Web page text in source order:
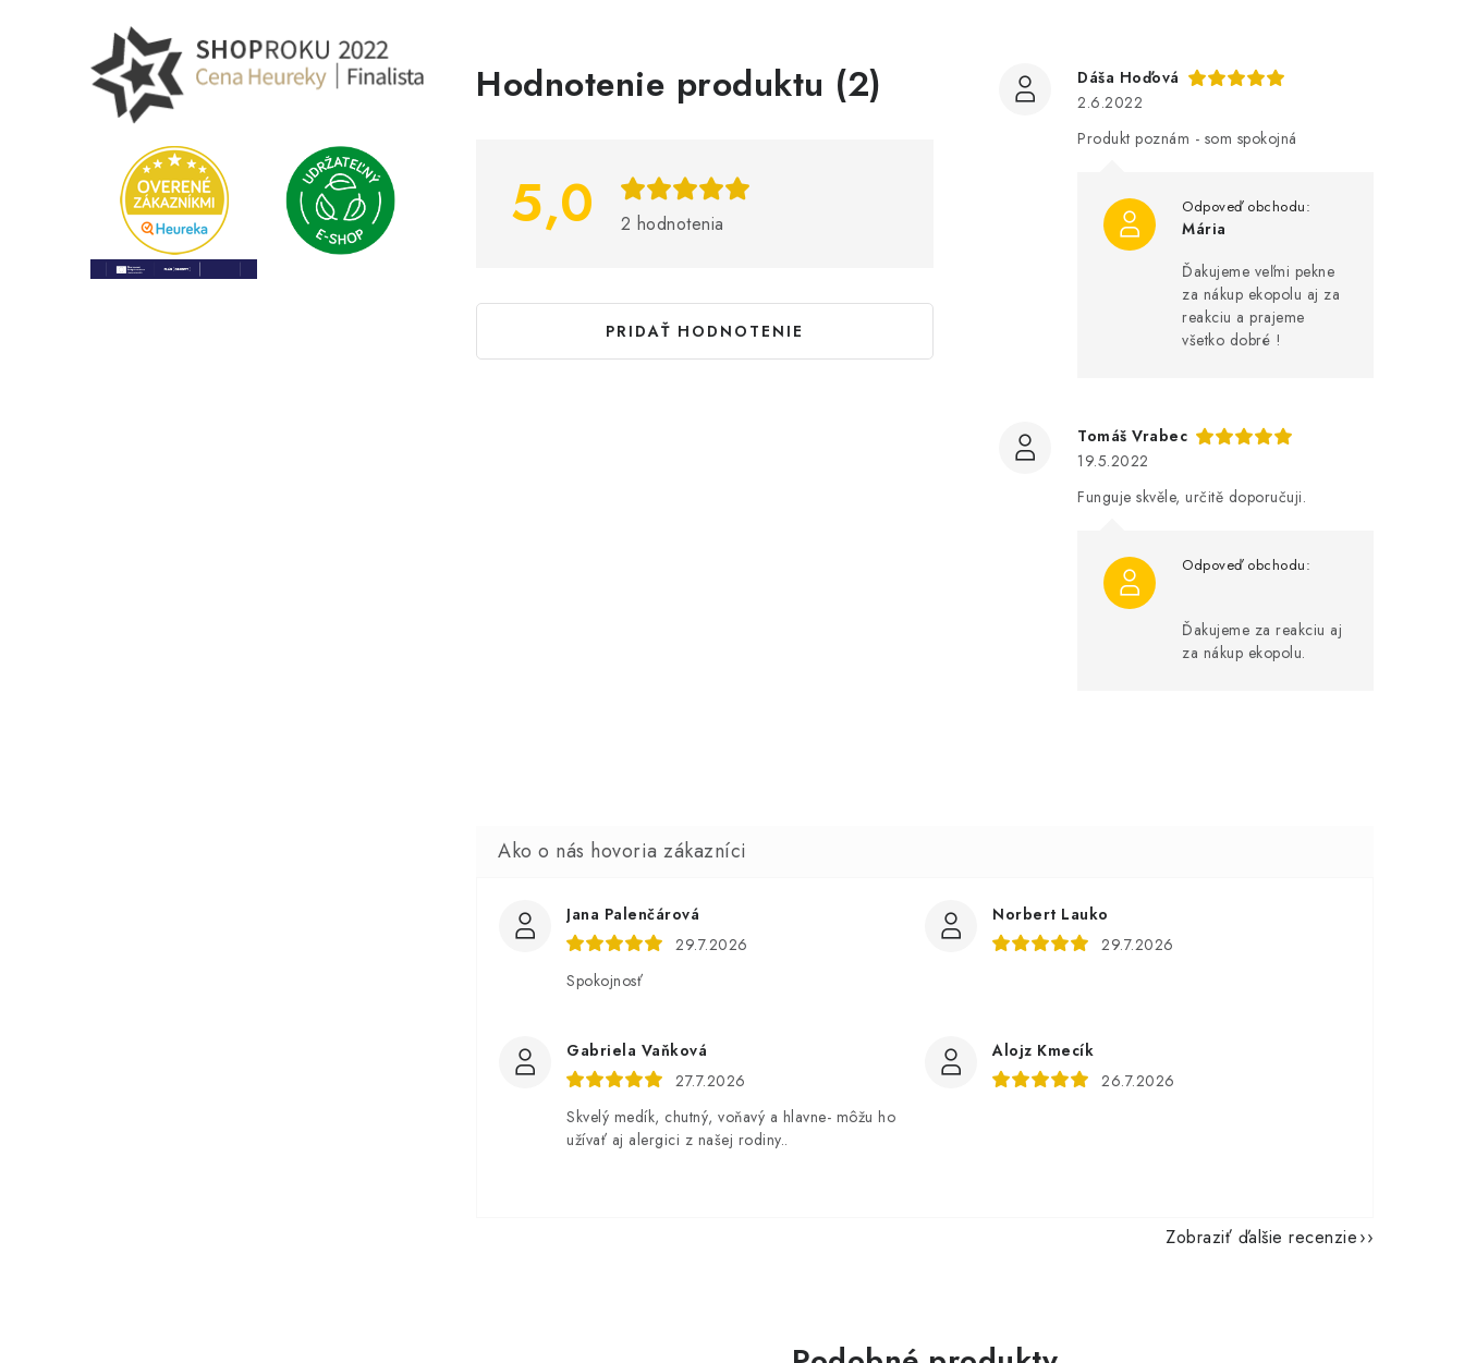
Hodnotenie produktu (2)
5,0 2 hodnotenia
PRIDAŤ HODNOTENIE
V
o
n
Dáša Hoďová
2.6.2022
Produkt poznám - som spokojná
Mária
Ďakujeme veľmi pekne
za nákup ekopolu aj za
reakciu a prajeme
všetko dobré !
Tomáš Vrabec
19.5.2022
Funguje skvěle, určitě doporučuji.
Ďakujeme za reakciu aj
za nákup ekopolu.
Jana Palenčárová
29.7.2026
Spokojnosť
Norbert Lauko
29.7.2026
Gabriela Vaňková
27.7.2026
Skvelý medík, chutný, voňavý a hlavne- môžu ho
užívať aj alergici z našej rodiny..
Alojz Kmecík
26.7.2026
Zobraziť ďalšie recenzie